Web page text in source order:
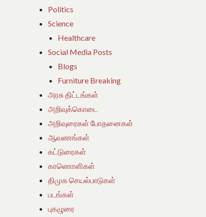
Politics
Science
Healthcare
Social Media Posts
Blogs
Furniture Breaking
அரசு திட்டங்கள்
அறிவுக்கொடை
அறிவுரைகள் போதனைகள்
ஆவணங்கள்
கட்டுரைகள்
காணொளிகள்
திமுக செயல்பாடுகள்
படங்கள்
புகழுரை